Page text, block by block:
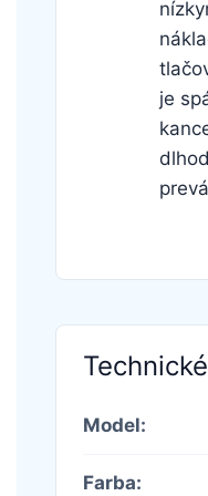
je
Model:
Farba: